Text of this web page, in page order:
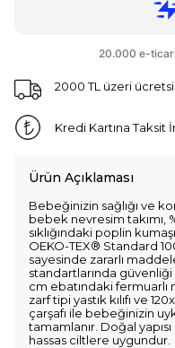
2000 TL üzeri
Kredi Kartına Taksit
Ürün Açıklaması
Bebeğinizin sağlığı ve
bebek nevresim takımı,
sıklığındaki poplin
OEKO-TEX® Standard
sayesinde zararlı
standartlarında güvenliği
cm ebatındaki
zarf tipi yastık kılıfı ve
çarşafı ile bebeğinizin
tamamlanır. Doğal
hassas ciltlere uygundur.